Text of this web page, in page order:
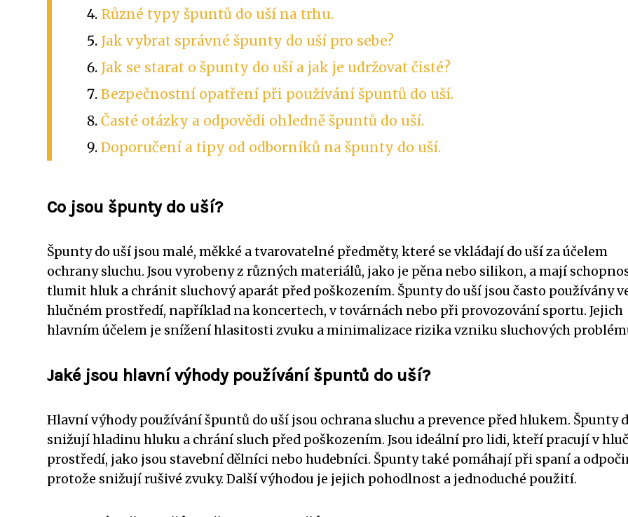
Různé typy špuntů do uší na trhu.
Jak vybrat správné špunty do uší pro sebe?
Jak se starat o špunty do uší a jak je udržovat čisté?
Bezpečnostní opatření při používání špuntů do uší.
Časté otázky a odpovědi ohledně špuntů do uší.
Doporučení a tipy od odborníků na špunty do uší.
Co jsou špunty do uší?
Špunty do uší jsou malé, měkké a tvarovatelné předměty, které se vkládají do uší za účelem
ochrany sluchu. Jsou vyrobeny z různých materiálů, jako je pěna nebo silikon, a mají
tlumit hluk a chránit sluchový aparát před poškozením. Špunty do uší jsou často používány
hlučném prostředí, například na koncertech, v továrnách nebo při provozování sportu. Jejich
hlavním účelem je snížení hlasitosti zvuku a minimalizace rizika vzniku sluchových
Jaké jsou hlavní výhody používání špuntů do uší?
Hlavní výhody používání špuntů do uší jsou ochrana sluchu a prevence před hlukem. Špunty
snižují hladinu hluku a chrání sluch před poškozením. Jsou ideální pro lidi, kteří pracují v
prostředí, jako jsou stavební dělníci nebo hudebníci. Špunty také pomáhají při spaní a
protože snižují rušivé zvuky. Další výhodou je jejich pohodlnost a jednoduché použití.